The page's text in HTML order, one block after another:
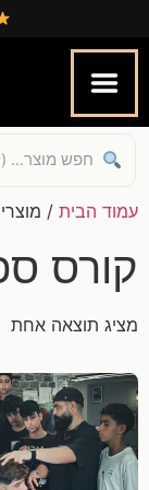
עמוד הבית /
קורס
מציג תוצאה אחת